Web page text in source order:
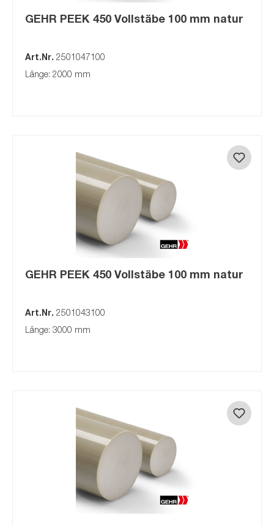
GEHR PEEK 450 Vollstäbe 100 mm natur
Art.Nr. 2501047100
Länge: 2000 mm
GEHR PEEK 450 Vollstäbe 100 mm natur
Art.Nr. 2501043100
Länge: 3000 mm